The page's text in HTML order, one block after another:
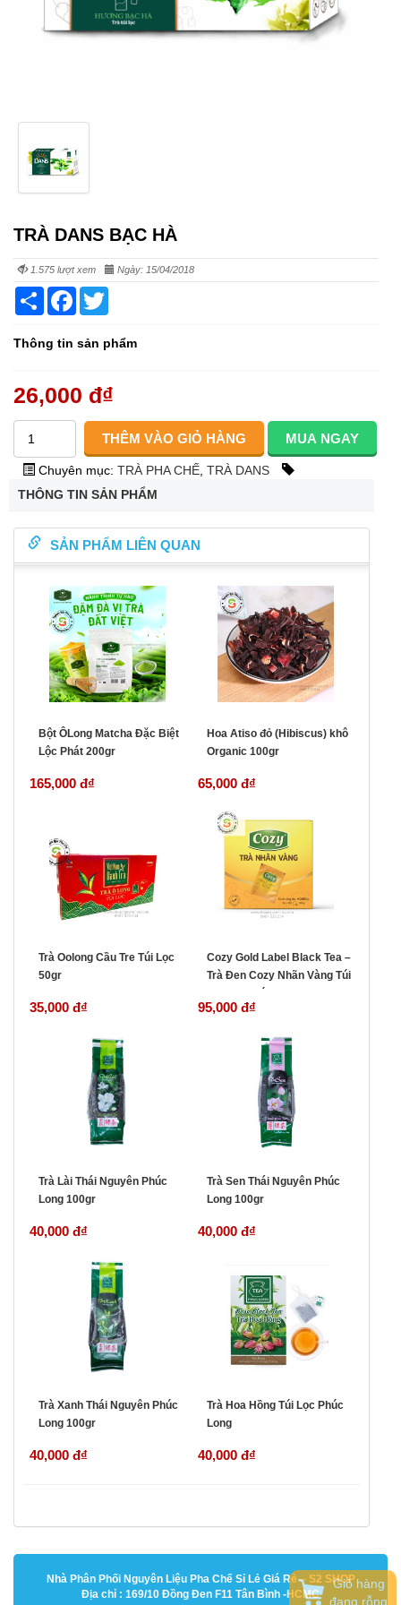
TRÀ DANS BẠC HÀ
1.575 lượt xem Ngày: 15/04/2018
Share Facebook
Thông tin sản phẩm
26,000 đ₫
Chuyên mục: TRÀ PHA CHẾ TRÀ DANS
THÔNG TIN SẢN PHẨM
SẢN PHẨM LIÊN QUAN
Bột ÔLong Matcha Đặc Biệt
Lộc Phát 200gr
165,000 đ₫
Hoa Atiso đỏ (Hibiscus) khô
Organic 100gr
65,000 đ₫
Trà Oolong Cầu Tre Túi Lọc
50gr
35,000 đ₫
Cozy Gold Label Black Tea –
Trà Đen Cozy Nhãn Vàng Túi
95,000 đ₫
Trà Lài Thái Nguyên Phúc
Long 100gr
40,000 đ₫
Trà Sen Thái Nguyên Phúc
Long 100gr
40,000 đ₫
Trà Xanh Thái Nguyên Phúc
Long 100gr
40,000 đ₫
Trà Hoa Hồng Túi Lọc Phúc
Long
40,000 đ₫
Nhà Phân Phối Nguyên Liệu Pha Chế Sỉ Lẻ Giá Rẻ – S2 SHOP
Địa chỉ : 169/10 Đồng Đen F11 Tân Bình -HCMC
Giỏ hàng
đang rỗng